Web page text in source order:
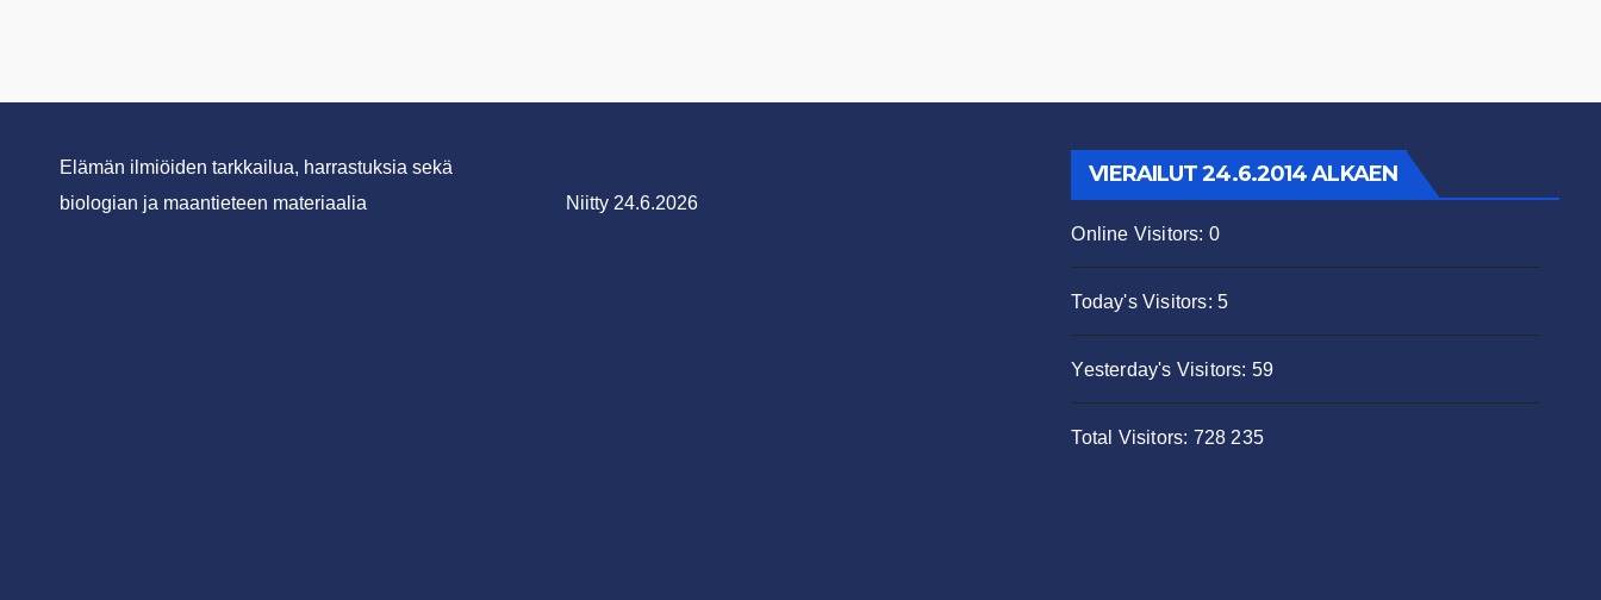
Elämän ilmiöiden tarkkailua, harrastuksia sekä
biologian ja maantieteen materiaalia
Niitty 24.6.2026
VIERAILUT 24.6.2014 ALKAEN
Online Visitors: 0
Today's Visitors: 5
Yesterday's Visitors: 59
Total Visitors: 728 235